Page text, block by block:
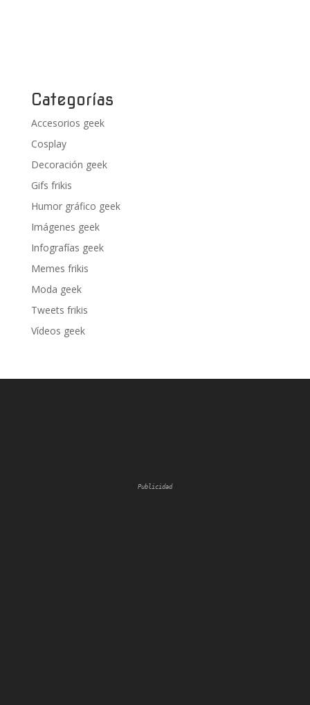
Categorías
Accesorios geek
Cosplay
Decoración geek
Gifs frikis
Humor gráfico geek
Imágenes geek
Infografías geek
Memes frikis
Moda geek
Tweets frikis
Vídeos geek
Publicidad